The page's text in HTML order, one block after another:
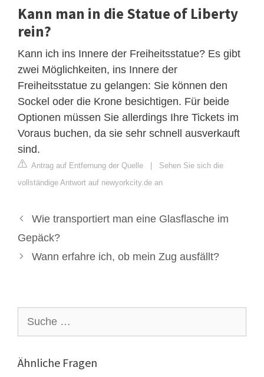
Kann man in die Statue of Liberty
rein?
Kann ich ins Innere der Freiheitsstatue? Es gibt
zwei Möglichkeiten, ins Innere der
Freiheitsstatue zu gelangen: Sie können den
Sockel oder die Krone besichtigen. Für beide
Optionen müssen Sie allerdings Ihre Tickets im
Voraus buchen, da sie sehr schnell ausverkauft
sind.
Antrag auf Entfernung der Quelle | Sehen Sie sich die
vollständige Antwort auf newyorkcity.de an
Wie transportiert man eine Glasflasche im
Gepäck?
Wann erfahre ich, ob mein Zug ausfällt?
nach:
Ähnliche Fragen